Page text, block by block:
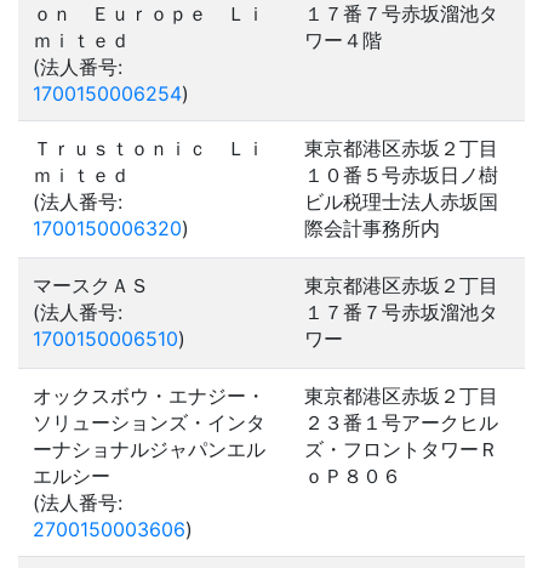
ｏｎ Ｅｕｒｏｐｅ Ｌｉ
ｍｉｔｅｄ
(法人番号:
1700150006254)
１７番７号赤坂溜池タ
ワー４階
Ｔｒｕｓｔｏｎｉｃ Ｌｉ
ｍｉｔｅｄ
(法人番号:
1700150006320)
東京都港区赤坂２丁目
１０番５号赤坂日ノ樹
ビル税理士法人赤坂国
際会計事務所内
マースクＡＳ
(法人番号:
1700150006510)
東京都港区赤坂２丁目
１７番７号赤坂溜池タ
ワー
オックスボウ・エナジー・
ソリューションズ・インタ
ーナショナルジャパンエル
エルシー
(法人番号:
2700150003606)
東京都港区赤坂２丁目
２３番１号アークヒル
ズ・フロントタワーＲ
ｏＰ８０６